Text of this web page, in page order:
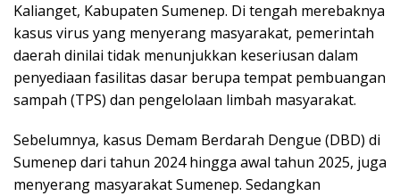
Kalianget, Kabupaten Sumenep. Di tengah merebaknya
kasus virus yang menyerang masyarakat, pemerintah
daerah dinilai tidak menunjukkan keseriusan dalam
penyediaan fasilitas dasar berupa tempat pembuangan
sampah (TPS) dan pengelolaan limbah masyarakat.
Sebelumnya, kasus Demam Berdarah Dengue (DBD) di
Sumenep dari tahun 2024 hingga awal tahun 2025, juga
menyerang masyarakat Sumenep. Sedangkan